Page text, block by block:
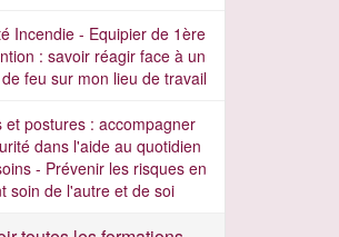
Incendie - Equipier de 1ère
: savoir réagir face à un
feu sur mon lieu de travail
et postures : accompagner
dans l'aide au quotidien
- Prévenir les risques en
soin de l'autre et de soi